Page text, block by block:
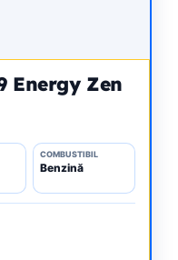
Energy Zen
COMBUSTIBIL
Benzină